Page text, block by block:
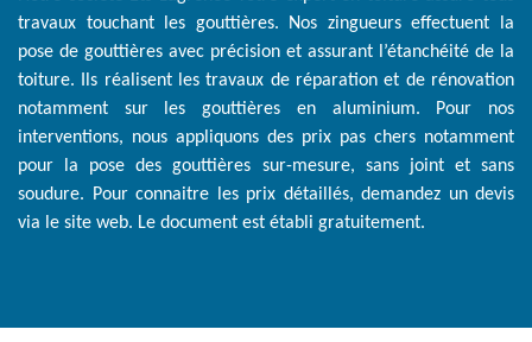
travaux touchant les gouttières. Nos zingueurs effectuent la
pose de gouttières avec précision et assurant l’étanchéité de la
toiture. Ils réalisent les travaux de réparation et de rénovation
notamment sur les gouttières en aluminium. Pour nos
interventions, nous appliquons des prix pas chers notamment
pour la pose des gouttières sur-mesure, sans joint et sans
soudure. Pour connaitre les prix détaillés, demandez un devis
via le site web. Le document est établi gratuitement.